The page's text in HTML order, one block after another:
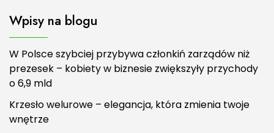
Wpisy na blogu
W Polsce szybciej przybywa członkiń zarządów niż
prezesek – kobiety w biznesie zwiększyły przychody
o 6,9 mld
Krzesło welurowe – elegancja, która zmienia twoje
wnętrze